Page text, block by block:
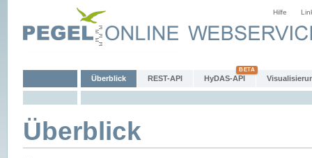
Hilfe
Überblick REST-API HyDAS-API
Überblick